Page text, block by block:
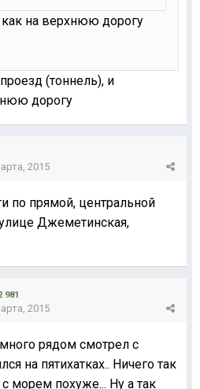
на верхнюю дорогу
(тоннель), и
дорогу
2015
по прямой, центральной
Джеметинская,
981
2015
рядом смотрел с
на пятихатках.. Ничего так
морем похуже... Ну а так